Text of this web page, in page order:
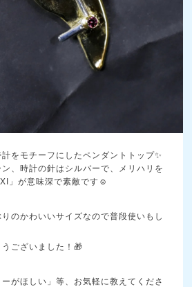
をモチーフにしたペンダントトップ✨
、時計の針はシルバーで、メリハリを
」が意味深で素敵です☺️
のかわいいサイズなので普段使いもし
ございました！🎁
ーがほしい」等、お気軽に教えてくださ